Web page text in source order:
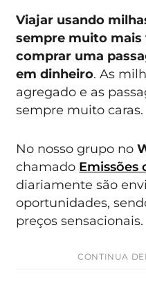
Viajar usando
sempre muito
comprar uma
em dinheiro. As
agregado e as
sempre muito caras.
No nosso grupo no
chamado Emissões
diariamente são
oportunidades,
preços sensacionais.
CONTINUA